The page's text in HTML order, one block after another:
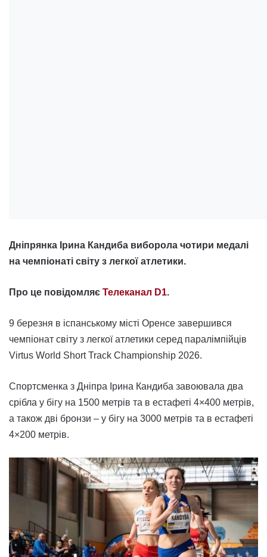
Дніпрянка Ірина Кандиба виборола чотири медалі
на чемпіонаті світу з легкої атлетики.
Про це повідомляє Телеканал D1.
9 березня в іспанському місті Оренсе завершився
чемпіонат світу з легкої атлетики серед паралімпійців
Virtus World Short Track Championship 2026.
Спортсменка з Дніпра Ірина Кандиба завоювала два
срібла у бігу на 1500 метрів та в естафеті 4×400 метрів,
а також дві бронзи – у бігу на 3000 метрів та в естафеті
4×200 метрів.